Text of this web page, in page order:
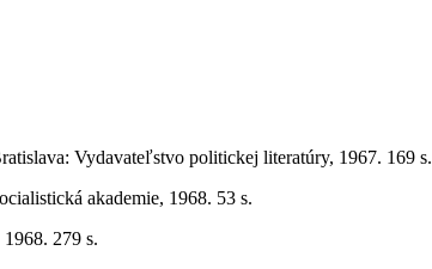
Vydavateľstvo politickej literatúry, 1967. 169 s.
akademie, 1968. 53 s.
279 s.